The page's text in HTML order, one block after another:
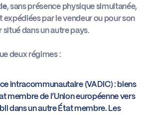
, sans présence physique simultanée,
expédiées par le vendeur ou pour son
dans un autre pays.
deux régimes :
intracommunautaire (VADIC) : biens
membre de l’Union européenne vers
dans un autre État membre. Les